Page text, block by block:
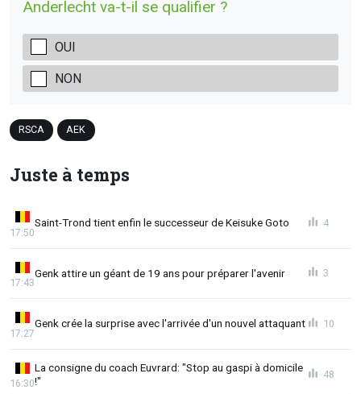
Anderlecht va-t-il se qualifier ?
OUI
NON
RSCA AEK
Juste à temps
Saint-Trond tient enfin le successeur de Keisuke Goto
17:50
4
Genk attire un géant de 19 ans pour préparer l'avenir
17:43
3
Genk crée la surprise avec l'arrivée d'un nouvel attaquant
17:27
10
La consigne du coach Euvrard: "Stop au gaspi à domicile
!"
16:30
48